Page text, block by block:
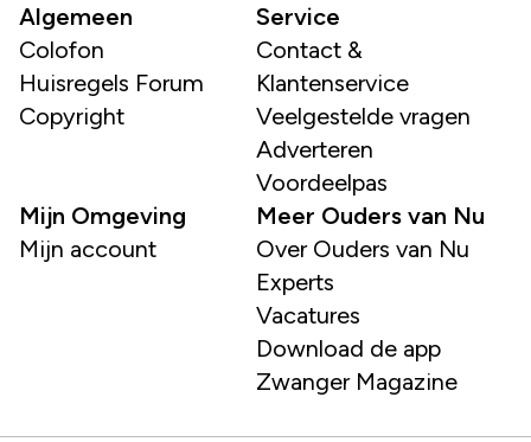
Algemeen
Colofon
Huisregels Forum
Copyright
Service
Contact &
Klantenservice
Veelgestelde vragen
Adverteren
Voordeelpas
Mijn Omgeving
Mijn account
Meer Ouders van Nu
Over Ouders van Nu
Experts
Vacatures
Download de app
Zwanger Magazine